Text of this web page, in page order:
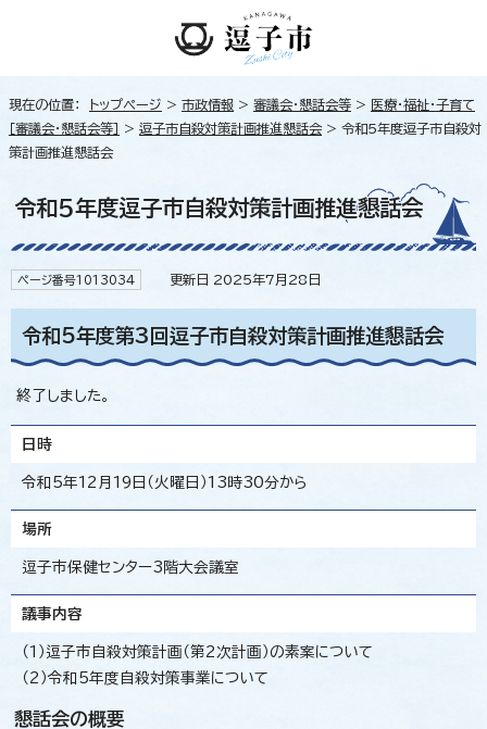
現在の位置： トップページ > 市政情報 > 審議会・懇話会等 > 医療・福祉・子育て
［審議会・懇話会等］
> 逗子市自殺対策計画推進懇話会 > 令和5年度逗子市自殺対
策計画推進懇話会
令和5年度逗子市自殺対策計画推進懇話会
ページ番号1013034 更新日 2025年7月28日
令和5年度第3回逗子市自殺対策計画推進懇話会
終了しました。
日時
令和5年12月19日（火曜日）13時30分から
場所
逗子市保健センター3階大会議室
議事内容
（1）逗子市自殺対策計画（第2次計画）の素案について
（2）令和5年度自殺対策事業について
懇話会の概要